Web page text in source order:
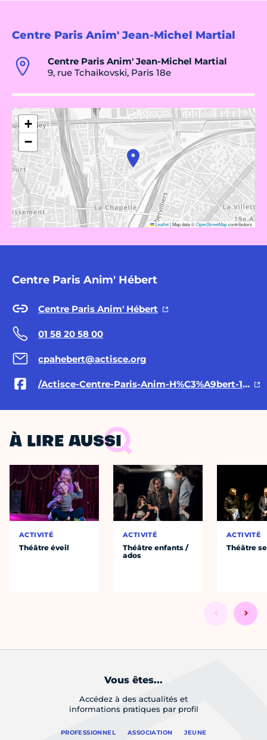
Centre Paris Anim' Jean-Michel Martial
Centre Paris Anim' Jean-Michel Martial
9, rue Tchaïkovski, Paris 18e
+
−
Leaflet|Map data ©OpenStreetMapcontributors
Centre Paris Anim' Hébert
Centre Paris Anim' Hébert
01 58 20 58 00
cpahebert@actisce.org
/Actisce-Centre-Paris-Anim-H%C3%A9bert-109619928292447/
À LIRE AUSSI
ACTIVITÉ
Théâtre éveil
ACTIVITÉ
Théâtre enfants /
ados
ACTIVITÉ
Théâtre
Vous êtes...
Accédez à des actualités et
informations pratiques par profil
PROFESSIONNEL ASSOCIATION JEUNE